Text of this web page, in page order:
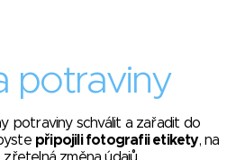
potraviny
potraviny schválit a zařadit do
připojili fotografii etikety, na